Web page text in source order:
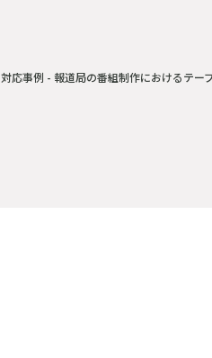
対応事例 - 報道局の番組制作におけるテー